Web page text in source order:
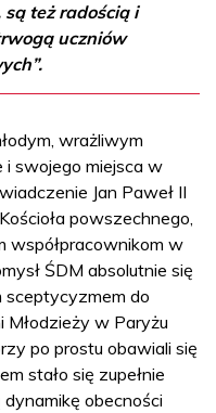
też radością i
uczniów
wrażliwym
i swojego miejsca w
Jan Paweł II
powszechnego,
współpracownikom w
ŚDM absolutnie się
sceptycyzmem do
w Paryżu
po prostu obawiali się
stało się zupełnie
obecności